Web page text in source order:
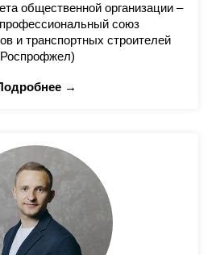
общественной организации –
союз
и транспортных строителей
→